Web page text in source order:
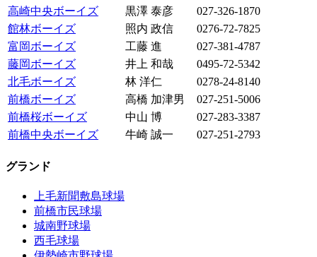
高崎中央ボーイズ
黒澤 泰彦
027-326-1870
館林ボーイズ
照内 政信
0276-72-7825
富岡ボーイズ
工藤 進
027-381-4787
藤岡ボーイズ
井上 和哉
0495-72-5342
北毛ボーイズ
林 洋仁
0278-24-8140
前橋ボーイズ
高橋 加津男
027-251-5006
前橋桜ボーイズ
中山 博
027-283-3387
前橋中央ボーイズ
牛崎 誠一 027-251-2793
グランド
上毛新聞敷島球場
前橋市民球場
城南野球場
西毛球場